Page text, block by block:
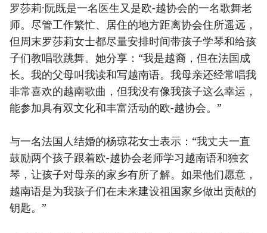
罗莎莉·阮既是一名医生又是欧-越协会的一名歌舞老
师。尽管工作繁忙、居住的地方距离协会住所遥远，
但周末罗莎莉女士都尽量安排时间带孩子学琴和给孩
子们教唱歌跳舞。她分享：“我是越裔，但在法国成
长。我的父母叫我读和写越南语。我母亲还经常唱我
非常喜欢的越南歌曲，但我没有像我孩子这么幸运，
能参加具有双文化和丰富活动的欧-越协会。”
与一名法国人结婚的杨琼花女士表示：“我丈夫一直
鼓励两个孩子跟着欧-越协会老师学习越南语和独玄
琴，让孩子对母亲的家乡有所了解。如果他们愿意，
越南语是为我孩子们在未来建设祖国家乡做出贡献的
钥匙。”